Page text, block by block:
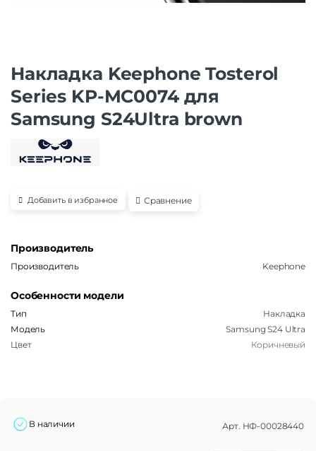
Накладка Keephone Tosterol
Series KP-MC0074 для
Samsung S24Ultra brown
Добавить в избранное Сравнение
Производитель
Производитель Keephone
Особенности модели
Тип
Накладка
Модель
Samsung S24 Ultra
Цвет
Коричневый
В наличии Арт. НФ-00028440